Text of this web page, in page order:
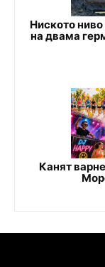
Ниското
на двама
Канят